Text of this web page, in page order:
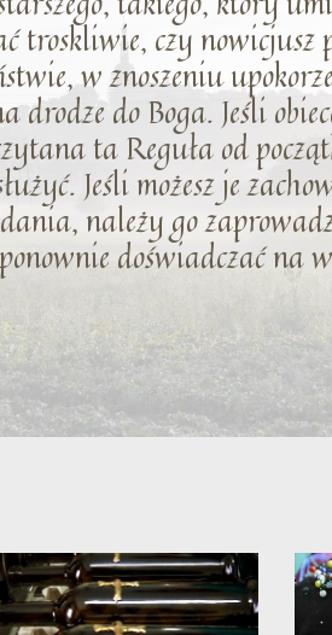
troskliwie, czy
w znoszeniu
drodze do Boga. Jeśli
ta Reguła od
Jeśli możesz je
należy go
doświadczać na